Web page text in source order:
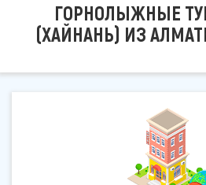
ГОРНОЛЫЖНЫЕ
(ХАЙНАНЬ) ИЗ